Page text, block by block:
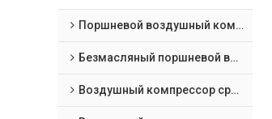
Поршневой воздушный компрессор
Безмасляный поршневой воздушный компрессор
Воздушный компрессор среднего давления